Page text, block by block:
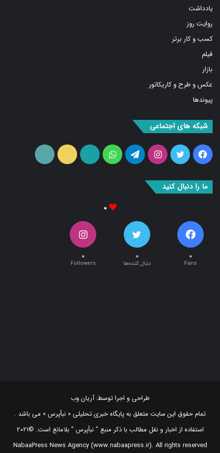
یادداشت
روایت روز
کسب و کار برتر
فیلم
بازار
عکس و طرح و کاریکاتور
پیوندها
شبکه های اجتماعی
فیس
توییتر اینستاگرامتلگرام واتس
آپارات ایتا
ما را دنبال کنید
۰
۰
Fans
۰
دنبال کننده‌ها
۰
Followers
طراحی و اجرا توسط:آریان وب
تمام حقوق این سایت متعلق به پایگاه خبری تحلیلی « نبأپرس » می باشد .
استفاده از اخبار و نقل مطالب با ذکر منبع "‌ نبأپرس " بلامانع است. ©2021
NabaaPress News Agency (www.nabaapress.ir). All rights reserved